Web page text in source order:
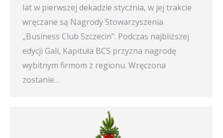
lat w pierwszej dekadzie stycznia, w jej trakcie
wręczane są Nagrody Stowarzyszenia
„Business Club Szczecin”. Podczas najbliższej
edycji Gali, Kapituła BCS przyzna nagrodę
wybitnym firmom z regionu. Wręczona
zostanie…